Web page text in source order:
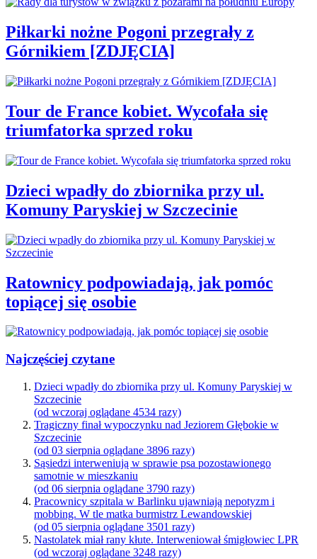
Piłkarki nożne Pogoni przegrały z
Górnikiem [ZDJĘCIA]
Tour de France kobiet. Wycofała się
triumfatorka sprzed roku
Dzieci wpadły do zbiornika przy ul.
Komuny Paryskiej w Szczecinie
Ratownicy podpowiadają, jak pomóc
topiącej się osobie
Najczęściej czytane
Dzieci wpadły do zbiornika przy ul. Komuny Paryskiej w
Szczecinie
(od wczoraj oglądane 4534 razy)
Tragiczny finał wypoczynku nad Jeziorem Głębokie w
Szczecinie
(od 03 sierpnia oglądane 3896 razy)
Sąsiedzi interweniują w sprawie psa pozostawionego
samotnie w mieszkaniu
(od 06 sierpnia oglądane 3790 razy)
Pracownicy szpitala w Barlinku ujawniają nepotyzm i
mobbing. W tle matka burmistrz Lewandowskiej
(od 05 sierpnia oglądane 3501 razy)
Nastolatek miał rany kłute. Interweniował śmigłowiec LPR
(od wczoraj oglądane 3248 razy)